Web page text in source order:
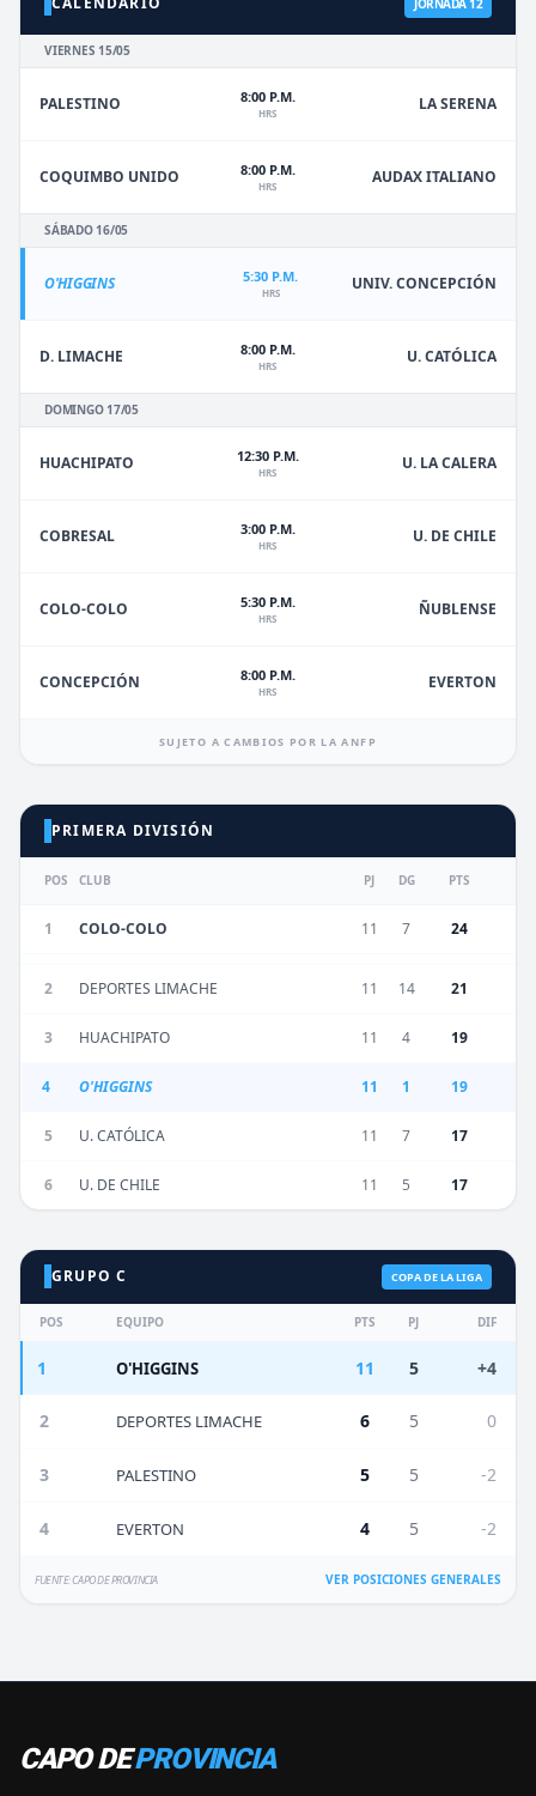
VIERNES 15/05
PALESTINO 8:00 P.M.
HRS LA SERENA
COQUIMBO UNIDO 8:00 P.M.
HRS AUDAX ITALIANO
SÁBADO 16/05
O'HIGGINS 5:30 P.M.
HRS UNIV. CONCEPCIÓN
D. LIMACHE 8:00 P.M.
HRS U. CATÓLICA
DOMINGO 17/05
HUACHIPATO 12:30 P.M.
HRS U. LA CALERA
COBRESAL 3:00 P.M.
HRS U. DE CHILE
COLO-COLO 5:30 P.M.
HRS ÑUBLENSE
CONCEPCIÓN 8:00 P.M.
HRS EVERTON
SUJETO A CAMBIOS POR LA ANFP
PRIMERA DIVISIÓN
POS CLUB PJ DG PTS
1 COLO-COLO 11 7 24
2 DEPORTES LIMACHE 11 14 21
3 HUACHIPATO 11 4 19
4 O'HIGGINS 11 1 19
5 U. CATÓLICA 11 7 17
6 U. DE CHILE 11 5 17
GRUPO C COPA DE LA LIGA
POS EQUIPO PTS PJ DIF
1 O'HIGGINS 11 5 +4
2 DEPORTES LIMACHE 6 5 0
3 PALESTINO 5 5 -2
4 EVERTON 4 5 -2
FUENTE: CAPO DE PROVINCIA VER POSICIONES GENERALES
CAPO DEPROVINCIA